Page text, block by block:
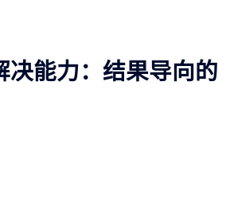
决能力：结果导向的